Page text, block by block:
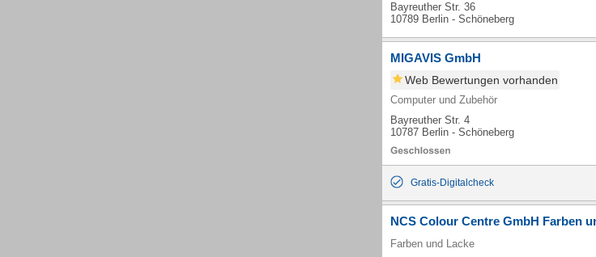
Bayreuther Str. 36
10789 Berlin - Schöneberg
MIGAVIS GmbH
Web Bewertungen vorhanden
Computer und Zubehör
Bayreuther Str. 4
10787 Berlin - Schöneberg
Gratis-Digitalcheck
NCS Colour Centre GmbH Farben
Farben und Lacke